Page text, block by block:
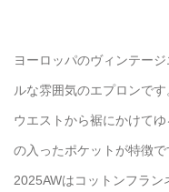
ヨーロッパのヴィンテー
ルな雰囲気のエプロンです
ウエストから裾にかけて
の入ったポケットが特徴で
2025AWはコットンフラン